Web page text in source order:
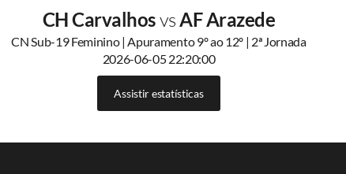
CH CarvalhosvsAF Arazede
CN Sub-19 Feminino | Apuramento 9º ao 12º | 2ª Jornada
2026-06-05 22:20:00
Assistir estatísticas